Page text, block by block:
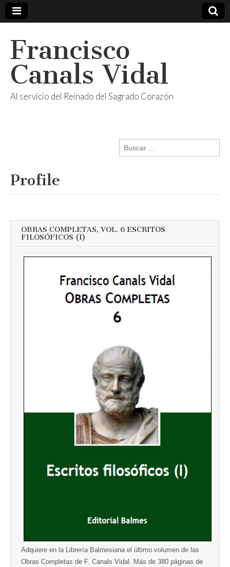
Francisco
Canals Vidal
Al servicio del Reinado del Sagrado Corazón
Buscar:
Profile
OBRAS COMPLETAS, VOL. 6 ESCRITOS
FILOSÓFICOS (I)
Adquiere en la Librería Balmesiana el último volumen de las
Obras Completas de F. Canals Vidal. Más de 380 páginas de